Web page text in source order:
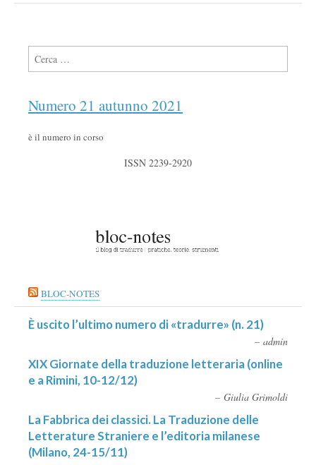
Ricerca per:
Numero 21 autunno 2021
è il numero in corso
ISSN 2239-2920
BLOC-NOTES
È uscito l’ultimo numero di «tradurre» (n. 21)
admin
XIX Giornate della traduzione letteraria (online
e a Rimini, 10-12/12)
Giulia Grimoldi
La Fabbrica dei classici. La Traduzione delle
Letterature Straniere e l’editoria milanese
(Milano, 24-15/11)